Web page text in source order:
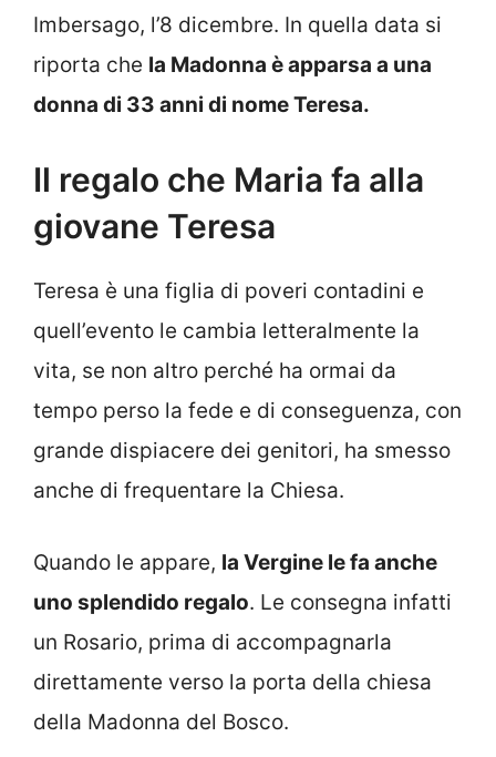
Imbersago, l’8 dicembre. In quella data si
riporta che la Madonna è apparsa a una
donna di 33 anni di nome Teresa.
Il regalo che Maria fa alla
giovane Teresa
Teresa è una figlia di poveri contadini e
quell’evento le cambia letteralmente la
vita, se non altro perché ha ormai da
tempo perso la fede e di conseguenza, con
grande dispiacere dei genitori, ha smesso
anche di frequentare la Chiesa.
Quando le appare, la Vergine le fa anche
uno splendido regalo. Le consegna infatti
un Rosario, prima di accompagnarla
direttamente verso la porta della chiesa
della Madonna del Bosco.